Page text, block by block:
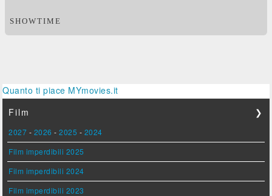
SHOWTIME
Quanto ti piace MYmovies.it
Film
❯
2027 - 2026 -2025 - 2024
Film imperdibili 2025
Film imperdibili 2024
Film imperdibili 2023